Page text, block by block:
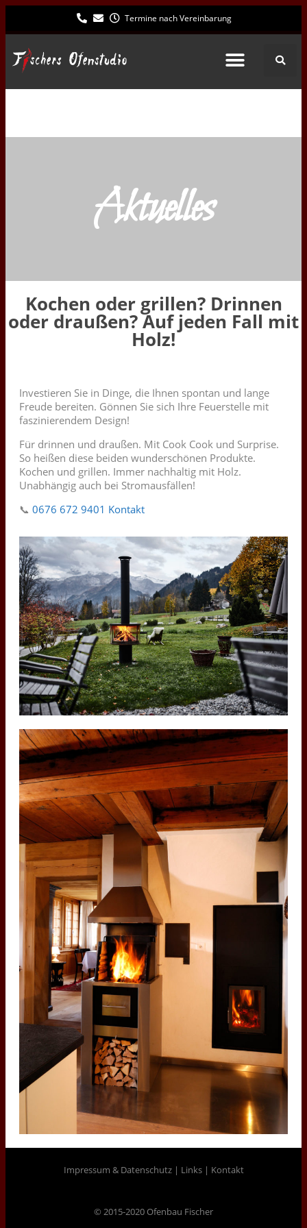
Termine nach Vereinbarung
Aktuelles
Kochen oder grillen? Drinnen
oder draußen? Auf jeden Fall mit
Holz!
Investieren Sie in Dinge, die Ihnen spontan und lange
Freude bereiten. Gönnen Sie sich Ihre Feuerstelle mit
faszinierendem Design!
Für drinnen und draußen. Mit Cook Cook und Surprise.
So heißen diese beiden wunderschönen Produkte.
Kochen und grillen. Immer nachhaltig mit Holz.
Unabhängig auch bei Stromausfällen!
📞 0676 672 9401 Kontakt
Impressum & Datenschutz| Links | Kontakt
© 2015-2020 Ofenbau Fischer